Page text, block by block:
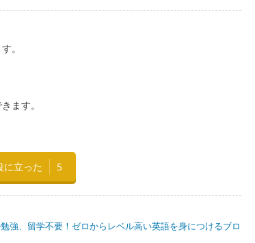
。
ます。
に立った 5
勉強、留学不要！ゼロからレベル高い英語を身につけるブロ